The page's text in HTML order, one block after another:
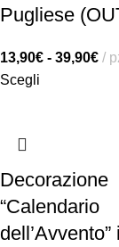
Pugliese
13,90€ - 39,90€
Scegli
Decorazione
“Calendario